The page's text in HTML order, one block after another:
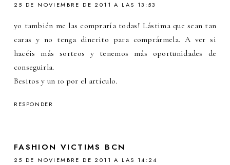
25 DE NOVIEMBRE DE 2011 A LAS 13:53
yo también me las compraría todas! Lástima que sean tan
caras y no tenga dinerito para comprármela. A ver si
hacéis más sorteos y tenemos más oportunidades de
conseguirla.
Besitos y un 10 por el artículo.
RESPONDER
FASHION VICTIMS BCN
25 DE NOVIEMBRE DE 2011 A LAS 14:24